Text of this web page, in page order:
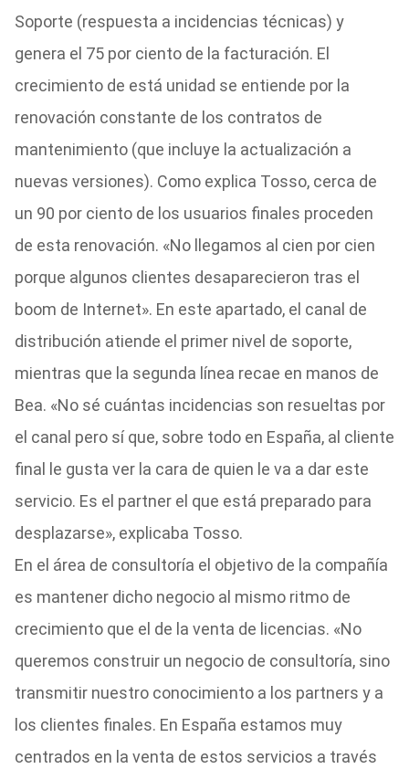
Soporte (respuesta a incidencias técnicas) y
genera el 75 por ciento de la facturación. El
crecimiento de está unidad se entiende por la
renovación constante de los contratos de
mantenimiento (que incluye la actualización a
nuevas versiones). Como explica Tosso, cerca de
un 90 por ciento de los usuarios finales proceden
de esta renovación. «No llegamos al cien por cien
porque algunos clientes desaparecieron tras el
boom de Internet». En este apartado, el canal de
distribución atiende el primer nivel de soporte,
mientras que la segunda línea recae en manos de
Bea. «No sé cuántas incidencias son resueltas por
el canal pero sí que, sobre todo en España, al cliente
final le gusta ver la cara de quien le va a dar este
servicio. Es el partner el que está preparado para
desplazarse», explicaba Tosso.
En el área de consultoría el objetivo de la compañía
es mantener dicho negocio al mismo ritmo de
crecimiento que el de la venta de licencias. «No
queremos construir un negocio de consultoría, sino
transmitir nuestro conocimiento a los partners y a
los clientes finales. En España estamos muy
centrados en la venta de estos servicios a través